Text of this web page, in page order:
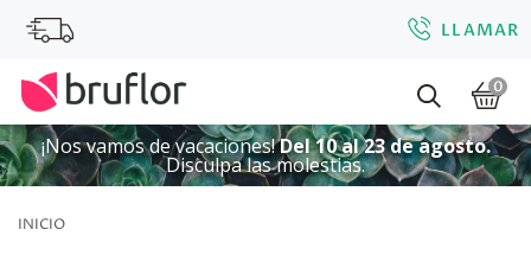
LLAMAR
0
¡Nos vamos de vacaciones!Del 10 al 23 de agosto.
Disculpa las molestias.
INICIO